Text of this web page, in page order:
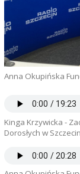
Anna Okupińska
Kinga Krzywicka -
Dorosłych w